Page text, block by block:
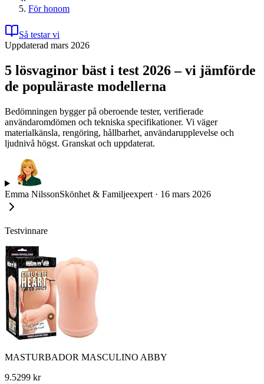
För honom
Så testar vi
Uppdaterad mars 2026
5 lösvaginor bäst i test 2026 – vi jämförde
de populäraste modellerna
Bedömningen bygger på oberoende tester, verifierade
användaromdömen och tekniska specifikationer. Vi väger
materialkänsla, rengöring, hållbarhet, användarupplevelse och
ljudnivå högst. Granskat och uppdaterat.
Emma NilssonSkönhet & Familjeexpert · 16 mars 2026
Testvinnare
MASTURBADOR MASCULINO ABBY
9.5299 kr